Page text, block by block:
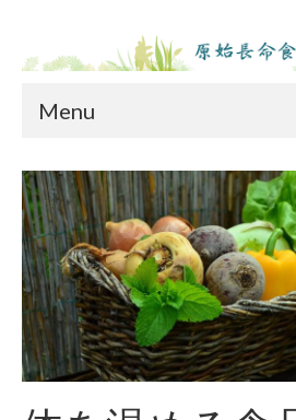
Menu
ホーム
原始長命食とは
原始長命食とは
原始長命食の成分表
長命食ご愛用者体験談